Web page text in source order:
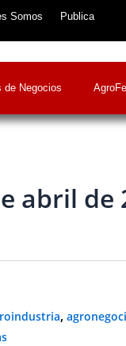
Somos Publica
de Negocios
abril de
,